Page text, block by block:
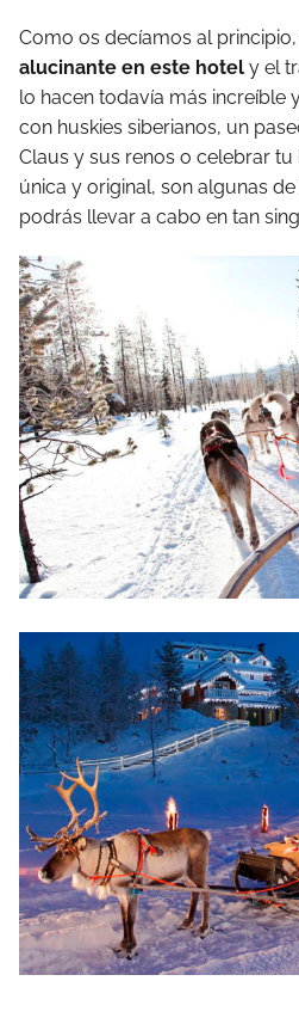
Como os decíamos al principio,
alucinante en este hotel y el
lo hacen todavía más increíble
con huskies siberianos, un
Claus y sus renos o celebrar
única y original, son algunas
podrás llevar a cabo en tan